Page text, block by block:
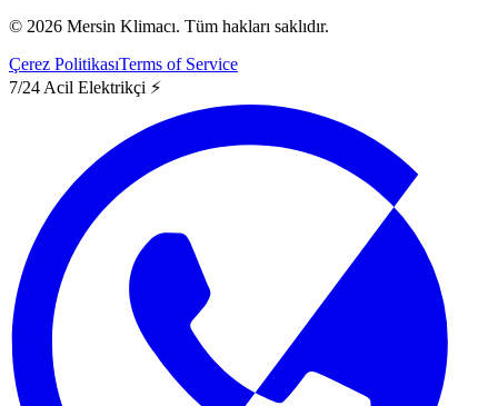
© 2026 Mersin Klimacı. Tüm hakları saklıdır.
Çerez PolitikasıTerms of Service
7/24 Acil Elektrikçi ⚡